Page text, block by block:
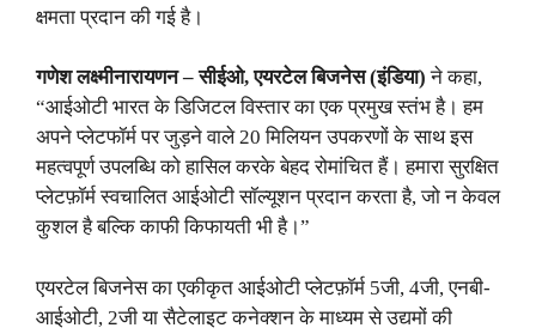
क्षमता प्रदान की गई है।
गणेश लक्ष्मीनारायणन–सीईओ,एयरटेल बिजनेस(इंडिया) ने कहा,
“आईओटी भारत के डिजिटल विस्तार का एक प्रमुख स्तंभ है। हम
अपने प्लेटफॉर्म पर जुड़ने वाले 20 मिलियन उपकरणों के साथ इस
महत्वपूर्ण उपलब्धि को हासिल करके बेहद रोमांचित हैं। हमारा सुरक्षित
प्लेटफ़ॉर्म स्वचालित आईओटी सॉल्यूशन प्रदान करता है, जो न केवल
कुशल है बल्कि काफी किफायती भी है।”
एयरटेल बिजनेस का एकीकृत आईओटी प्लेटफ़ॉर्म 5जी, 4जी, एनबी-
आईओटी, 2जी या सैटेलाइट कनेक्शन के माध्यम से उद्यमों की